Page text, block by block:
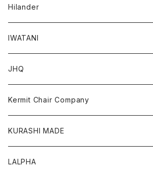
Hilander
IWATANI
JHQ
Kermit Chair Company
KURASHI MADE
LALPHA